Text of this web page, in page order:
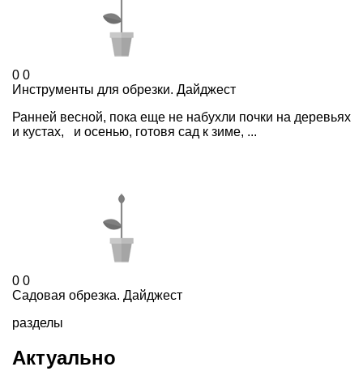
0 0
Инструменты для обрезки. Дайджест
Ранней весной, пока еще не набухли почки на деревьях
и кустах, и осенью, готовя сад к зиме, ...
0 0
Садовая обрезка. Дайджест
разделы
Актуально